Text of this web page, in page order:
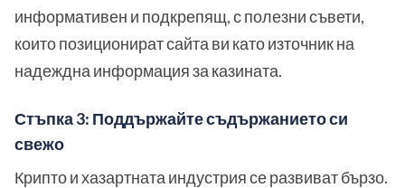
информативен и подкрепящ, с полезни съвети,
които позиционират сайта ви като източник на
надеждна информация за казината.
Стъпка 3: Поддържайте съдържанието си
свежо
Крипто и хазартната индустрия се развиват бързо.